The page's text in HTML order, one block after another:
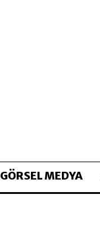
GÖRSEL MEDYA